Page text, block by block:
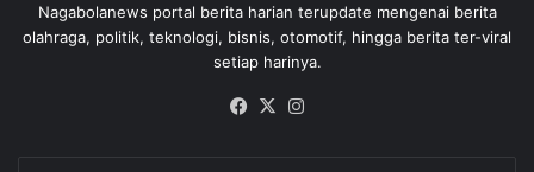
Nagabolanews portal berita harian terupdate mengenai berita
olahraga, politik, teknologi, bisnis, otomotif, hingga berita ter-viral
setiap harinya.
Facebook
X